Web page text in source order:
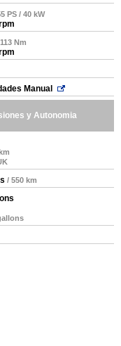
PS / 40 kW
Nm
Manual
y Autonomia
/ 550 km